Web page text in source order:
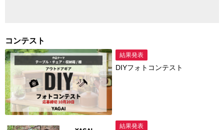
コンテスト
結果発表
DIYフォトコンテスト
結果発表